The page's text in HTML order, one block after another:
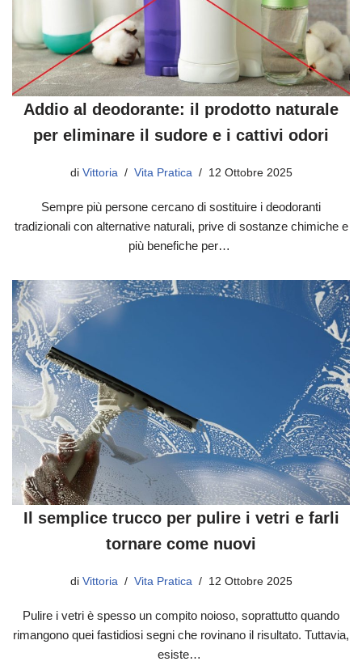
Addio al deodorante: il prodotto naturale
per eliminare il sudore e i cattivi odori
di Vittoria Vita Pratica 12 Ottobre 2025
Sempre più persone cercano di sostituire i deodoranti
tradizionali con alternative naturali, prive di sostanze chimiche e
più benefiche per…
Il semplice trucco per pulire i vetri e farli
tornare come nuovi
di Vittoria Vita Pratica 12 Ottobre 2025
Pulire i vetri è spesso un compito noioso, soprattutto quando
rimangono quei fastidiosi segni che rovinano il risultato. Tuttavia,
esiste…